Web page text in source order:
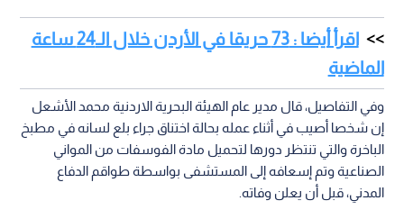
اقرأ أيضا : 73 حريقا في الأردن خلال الـ24 ساعة
الماضية
وفي التفاصيل، قال مدير عام الهيئة البحرية الاردنية محمد الأشعل
إن شخصا أصيب في أثناء عمله بحالة اختناق جراء بلع لسانه في مطبخ
الباخرة والتي تنتظر دورها لتحميل مادة الفوسفات من المواني
الصناعية وتم إسعافه إلى المستشفى بواسطة طواقم الدفاع
المدني، قبل أن يعلن وفاته.